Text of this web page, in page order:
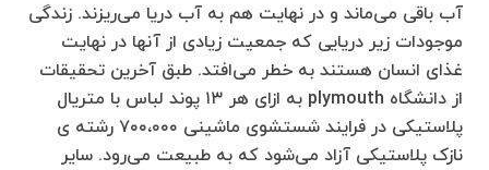
آب باقی می‌ماند و در نهایت هم به آب دریا می‌ریزند. زندگی
موجودات زیر دریایی که جمعیت زیادی از آنها در نهایت
غذای انسان هستند به خطر می‌افتد. طبق آخرین تحقیقات
از دانشگاه plymouth به ازای هر ۱۳ پوند لباس با متریال
پلاستیکی در فرایند شستشوی ماشینی ۷۰۰،۰۰۰ رشته ی
نازک پلاستیکی آزاد می‌شود که به طبیعت می‌رود. سایر